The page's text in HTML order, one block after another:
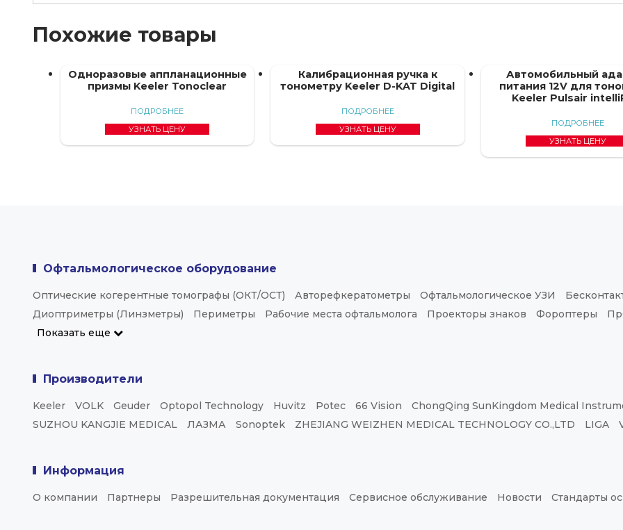
Похожие товары
Одноразовые аппланационные
призмы Keeler Tonoclear
ПОДРОБНЕЕ
УЗНАТЬ ЦЕНУ
Калибрационная ручка к
тонометру Keeler D-KAT Digital
ПОДРОБНЕЕ
УЗНАТЬ ЦЕНУ
Автомобильный
питания 12V для
Keeler Pulsair
ПОДРОБНЕЕ
УЗНАТЬ ЦЕНУ
Офтальмологическое оборудование
Оптические когерентные томографы (ОКТ/ОСТ) Авторефкератометры Офтальмологическое УЗИ
Диоптриметры (Линзметры)
Периметры Рабочие места офтальмолога Проекторы знаков Фороптеры
Показать еще
Производители
Keeler VOLK Geuder Optopol Technology Huvitz Potec 66 Vision
ChongQing SunKingdom Medical
SUZHOU KANGJIE MEDICAL
ЛАЗМА Sonoptek ZHEJIANG WEIZHEN MEDICAL TECHNOLOGY CO.,LTD LIGA
Информация
О компании Партнеры Разрешительная документация Сервисное обслуживание Новости Стандарты